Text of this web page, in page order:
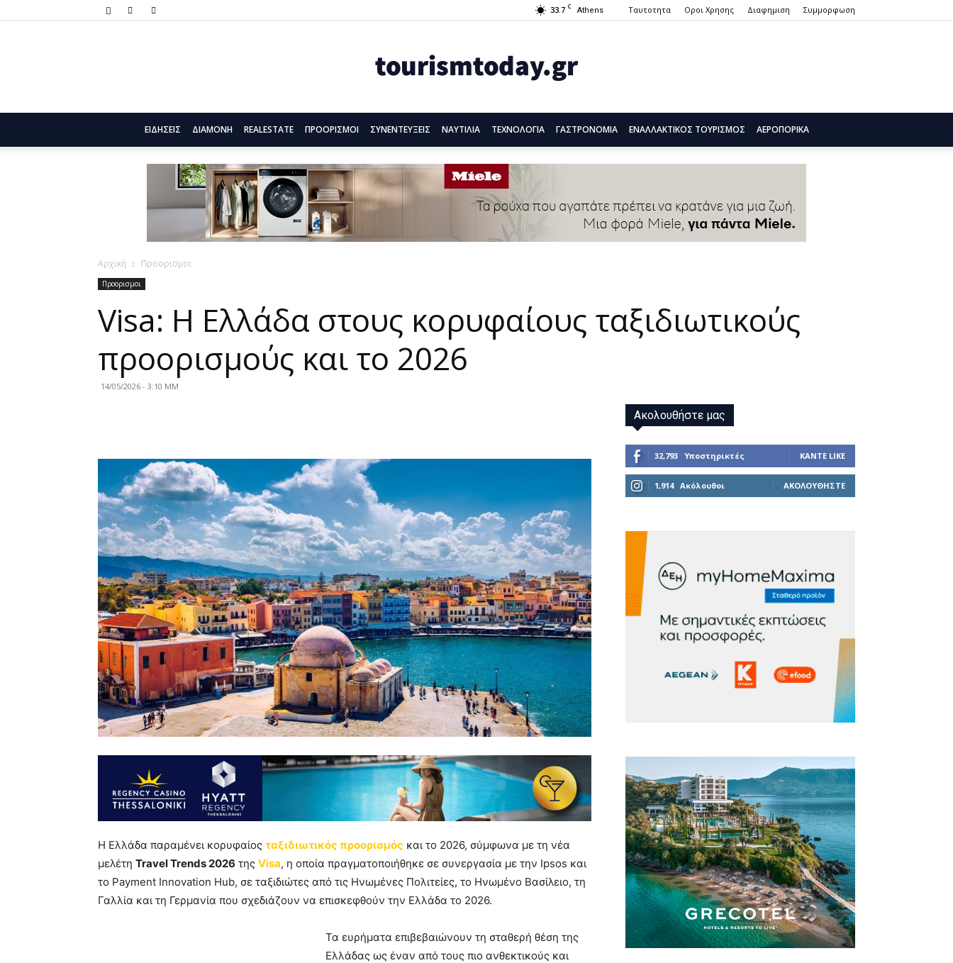
33.7 C Athens Ταυτοτητα Οροι Χρησης Διαφημιση Συμμορφωση
Tourism
Today
ΕΙΔΗΣΕΙΣ ΔΙΑΜΟΝΗ REALESTATE ΠΡΟΟΡΙΣΜΟΙ ΣΥΝΕΝΤΕΥΞΕΙΣ ΝΑΥΤΙΛΙΑ ΤΕΧΝΟΛΟΓΙΑ ΓΑΣΤΡΟΝΟΜΙΑ ΕΝΑΛΛΑΚΤΙΚΌΣ ΤΟΥΡΙΣΜΌΣ ΑΕΡΟΠΟΡΙΚΆ
Αρχική Προορισμοι
Προορισμοι
Visa: Η Ελλάδα στους κορυφαίους ταξιδιωτικούς
προορισμούς και το 2026
14/05/2026 - 3:10 ΜΜ
Η Ελλάδα παραμένει κορυφαίος ταξιδιωτικός προορισμός και το 2026, σύμφωνα με τη νέα
μελέτη Travel Trends 2026 της Visa, η οποία πραγματοποιήθηκε σε συνεργασία με την Ipsos και
το Payment Innovation Hub, σε ταξιδιώτες από τις Ηνωμένες Πολιτείες, το Ηνωμένο Βασίλειο, τη
Γαλλία και τη Γερμανία που σχεδιάζουν να επισκεφθούν την Ελλάδα το 2026.
Τα ευρήματα επιβεβαιώνουν τη σταθερή θέση της
Ελλάδας ως έναν από τους πιο ανθεκτικούς και
Ακολουθήστε μας
32,793 Υποστηρικτές ΚΆΝΤΕ LIKE
1,914 Ακόλουθοι ΑΚΟΛΟΥΘΉΣΤΕ